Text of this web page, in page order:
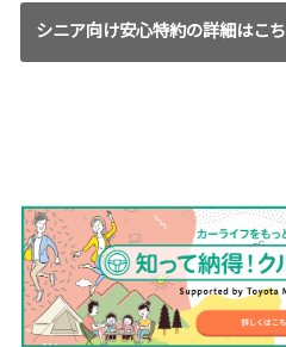
シニア向け安心特約の詳細はこ